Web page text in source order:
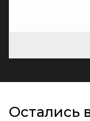
Остались